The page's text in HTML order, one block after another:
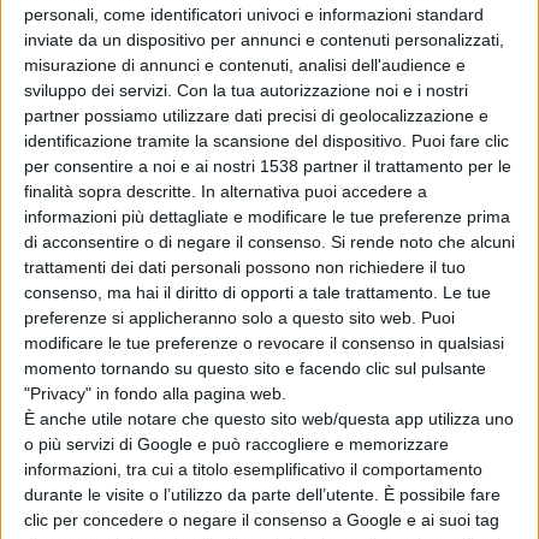
personali, come identificatori univoci e informazioni standard
inviate da un dispositivo per annunci e contenuti personalizzati,
misurazione di annunci e contenuti, analisi dell'audience e
sviluppo dei servizi. Con la tua autorizzazione noi e i nostri
partner possiamo utilizzare dati precisi di geolocalizzazione e
identificazione tramite la scansione del dispositivo. Puoi fare clic
per consentire a noi e ai nostri 1538 partner il trattamento per le
finalità sopra descritte. In alternativa puoi accedere a
informazioni più dettagliate e modificare le tue preferenze prima
di acconsentire o di negare il consenso. Si rende noto che alcuni
trattamenti dei dati personali possono non richiedere il tuo
consenso, ma hai il diritto di opporti a tale trattamento. Le tue
preferenze si applicheranno solo a questo sito web. Puoi
modificare le tue preferenze o revocare il consenso in qualsiasi
momento tornando su questo sito e facendo clic sul pulsante
"Privacy" in fondo alla pagina web.
È anche utile notare che questo sito web/questa app utilizza uno
o più servizi di Google e può raccogliere e memorizzare
informazioni, tra cui a titolo esemplificativo il comportamento
durante le visite o l’utilizzo da parte dell’utente. È possibile fare
clic per concedere o negare il consenso a Google e ai suoi tag
il primo premio al Concorso Internazionale di Musica da
Camera “Gaetano Zinetti”.
Pochi mesi dopo la fondazione, il quartetto è stato
invitato da “Encontre Internationale des
Enseignements Artistiques” organizzato dall’Institute
de le Marionette a Charleville-Meziéres (Francia), dal
Festival dell’Orchestra Giovanile Italiana ad Aosta,
dall’Ater Festival di Rimini e dal Festival “Elba Isola
Musicale d’Europa”, dove ha attirato le attenzioni di Yuri
Bashmet. Nell’aprile 2001 il Quartetto Klimt ha
inaugurato la prima edizione de “I Concerti del
Quirinale” di Roma. Nel luglio 2001 è stato invitato al